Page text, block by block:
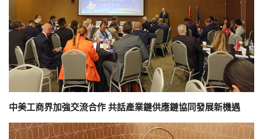
中美工商界加強交流合作 共話產業鏈供應鏈協同發展新機遇